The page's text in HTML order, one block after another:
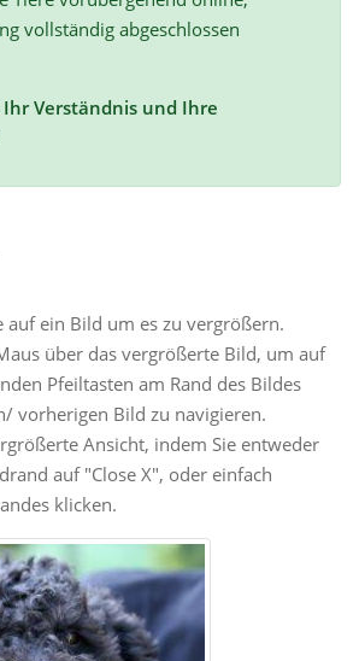
vollständig abgeschlossen
Verständnis und Ihre
auf ein Bild um es zu vergrößern.
über das vergrößerte Bild, um auf
Pfeiltasten am Rand des Bildes
vorherigen Bild zu navigieren.
Ansicht, indem Sie entweder
auf "Close X", oder einfach
klicken.